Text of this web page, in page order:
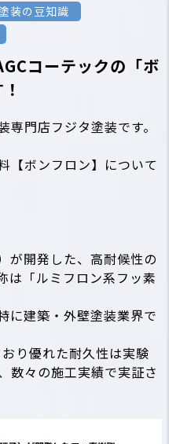
装の豆知識
コーテックの「ボ
門店フジタ塗装です。
【ボンフロン】について
が開発した、高耐候性の
は「ルミフロン系フッ素
に建築・外壁塗装業界で
り優れた耐久性は実験
数々の施工実績で実証さ